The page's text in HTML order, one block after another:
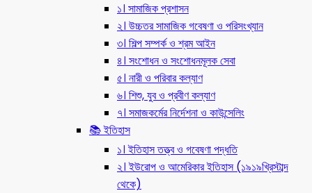
১। সামাজিক প্রশাসন
২। উচ্চতর সামাজিক গবেষণা ও পরিসংখ্যান
৩। শিল্প সম্পর্ক ও শ্রম আইন
৪। সংশোধন ও সংশোধনমূলক সেবা
৫। নারী ও পরিবার কল্যাণ
৬। শিশু, যুব ও প্রবীণ কল্যাণ
৭। সমাজকর্মের নির্দেশনা ও কাউন্সেলিং
📚 ইতিহাস
১। ইতিহাস তত্ত্ব ও গবেষণা পদ্ধতি
২। ইউরোপ ও আমেরিকার ইতিহাস (১৯১৯খ্রিস্টাব্দ
থেকে)